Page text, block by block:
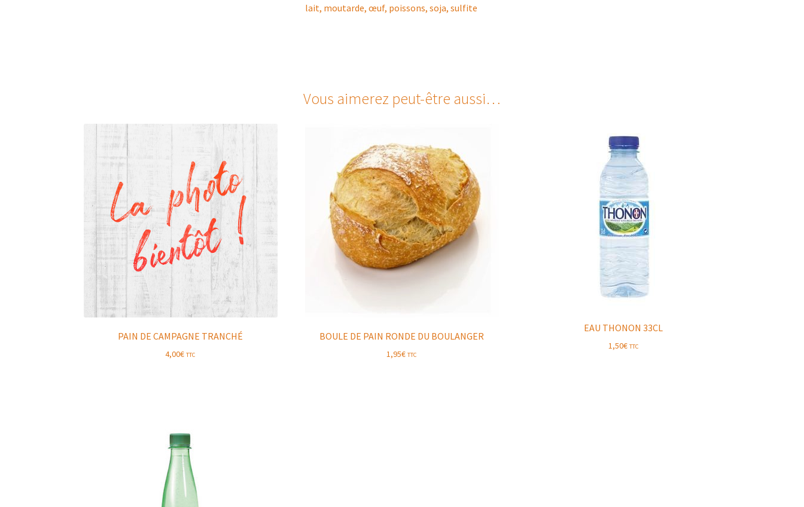
lait, moutarde, œuf, poissons, soja, sulfite
Vous aimerez peut-être aussi…
PAIN DE CAMPAGNE TRANCHÉ
4,00€ TTC
BOULE DE PAIN RONDE DU BOULANGER
1,95€ TTC
EAU THONON 33CL
1,50€ TTC